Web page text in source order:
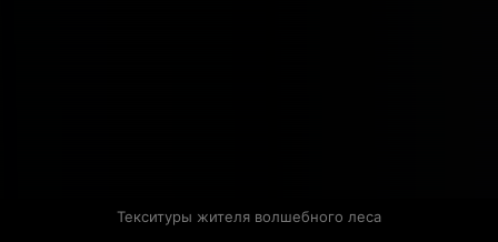
Текситуры жителя волшебного леса